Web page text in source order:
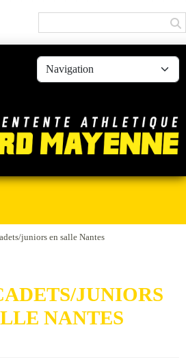
juniors en salle Nantes
JUNIORS
NANTES